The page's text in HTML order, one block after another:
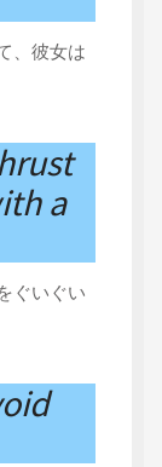
、彼女は
a
ぐいぐい